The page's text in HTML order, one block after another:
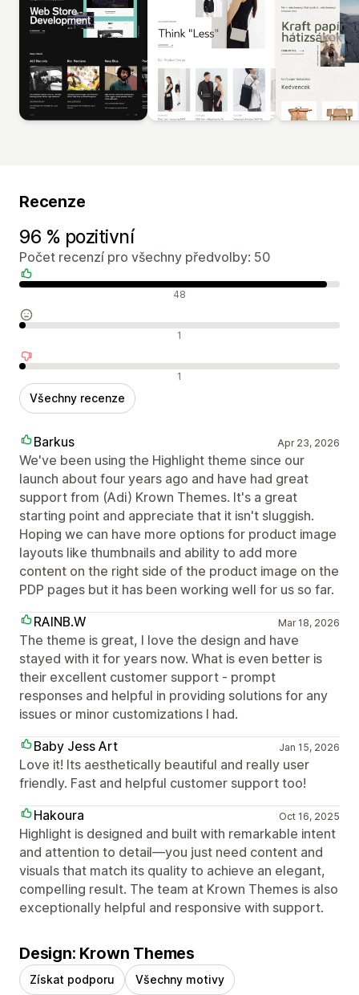
Recenze
96 % pozitivní
Počet recenzí pro všechny předvolby: 50
Pozitivní recenze 48
Neutrální recenze 1
Negativní recenze 1
Všechny recenze
Barkus Apr 23, 2026
We've been using the Highlight theme since our
launch about four years ago and have had great
support from (Adi) Krown Themes. It's a great
starting point and appreciate that it isn't sluggish.
Hoping we can have more options for product image
layouts like thumbnails and ability to add more
content on the right side of the product image on the
PDP pages but it has been working well for us so far.
RAINB.W
Mar 18, 2026
The theme is great, I love the design and have
stayed with it for years now. What is even better is
their excellent customer support - prompt
responses and helpful in providing solutions for any
issues or minor customizations I had.
Baby Jess Art
Jan 15, 2026
Love it! Its aesthetically beautiful and really user
friendly. Fast and helpful customer support too!
Hakoura
Oct 16, 2025
Highlight is designed and built with remarkable intent
and attention to detail—you just need content and
visuals that match its quality to achieve an elegant,
compelling result. The team at Krown Themes is also
exceptionally helpful and responsive with support.
Design: Krown Themes
Získat podporu Všechny motivy